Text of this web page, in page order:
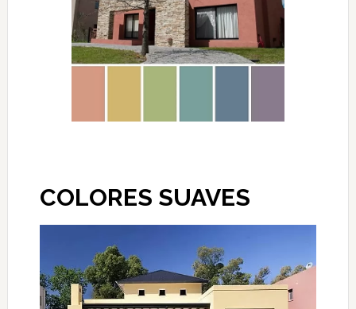
COLORES SUAVES